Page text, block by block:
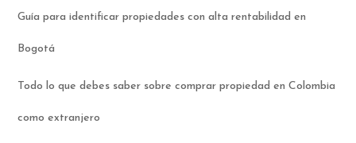
Guía para identificar propiedades con alta rentabilidad en
Bogotá
Todo lo que debes saber sobre comprar propiedad en Colombia
como extranjero